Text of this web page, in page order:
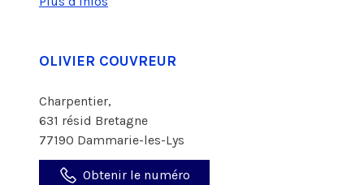
OLIVIER COUVREUR
Charpentier,
631 résid Bretagne
77190 Dammarie-les-Lys
Obtenir le numéro